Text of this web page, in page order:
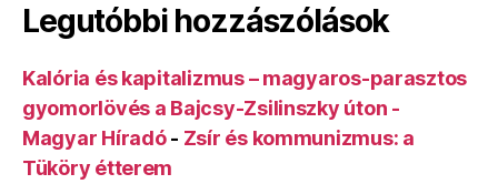
Legutóbbi hozzászólások
Kalória és kapitalizmus – magyaros-parasztos
gyomorlövés a Bajcsy-Zsilinszky úton -
Magyar Híradó- Zsír és kommunizmus: a
Tüköry étterem